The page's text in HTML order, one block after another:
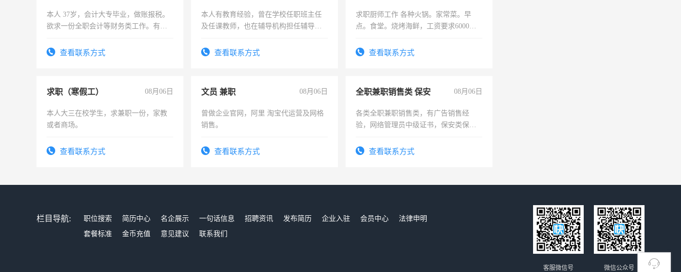
本人 37岁，会计大专毕业，做账报税。
欲求一份全职会计等财务类工作。有会
查看联系方式
本人有教育经验，曾在学校任职班主任
及任课教师，也在辅导机构担任辅导教
查看联系方式
求职厨师工作 各种火锅。家常菜。早
点。食堂。烧烤海鲜，工资要求6000以
查看联系方式
求职（寒假工） 08月06日
本人大三在校学生，求兼职一份，家教
或者商场。
查看联系方式
文员 兼职 08月06日
曾做企业官网，阿里 淘宝代运营及网格
销售。
查看联系方式
全职兼职销售类 保安 08月06日
各类全职兼职销售类，有广告销售经
验，网络管理员中级证书，保安类保安
有高低压电工证和十几年工作经验
查看联系方式
栏目导航: 职位搜索 简历中心 名企展示 一句话信息 招聘资讯 发布简历 企业入驻 会员中心
法律申明
套餐标准
金币充值 意见建议 联系我们
微信公众号
客服微信号